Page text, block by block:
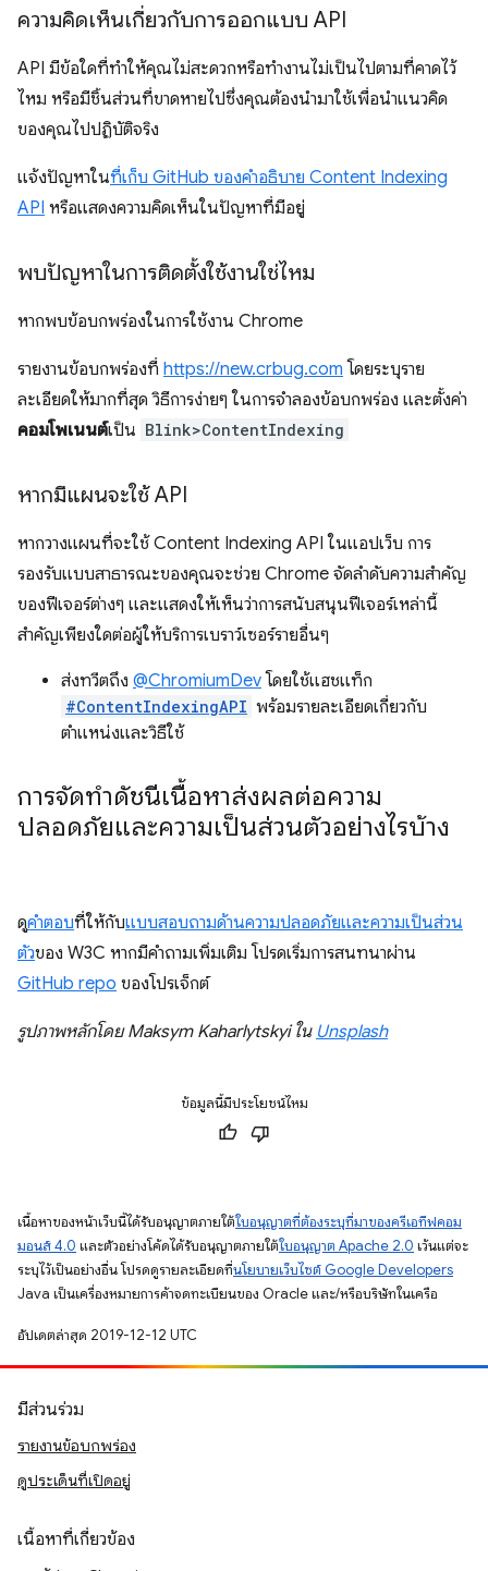
ความคิดเห็นเกี่ยวกับการออกแบบ API
API มีข้อใดที่ทำให้คุณไม่สะดวกหรือทำงานไม่เป็นไปตามที่คาดไว้
ไหม หรือมีชิ้นส่วนที่ขาดหายไปซึ่งคุณต้องนำมาใช้เพื่อนำแนวคิด
ของคุณไปปฏิบัติจริง
แจ้งปัญหาในที่เก็บ GitHub ของคำอธิบาย Content Indexing
API หรือแสดงความคิดเห็นในปัญหาที่มีอยู่
พบปัญหาในการติดตั้งใช้งานใช่ไหม
หากพบข้อบกพร่องในการใช้งาน Chrome
รายงานข้อบกพร่องที่ https://new.crbug.com โดยระบุราย
ละเอียดให้มากที่สุด วิธีการง่ายๆ ในการจำลองข้อบกพร่อง และตั้งค่า
คอมโพเนนต์เป็น Blink>ContentIndexing
หากมีแผนจะใช้ API
หากวางแผนที่จะใช้ Content Indexing API ในแอปเว็บ การ
รองรับแบบสาธารณะของคุณจะช่วย Chrome จัดลําดับความสําคัญ
ของฟีเจอร์ต่างๆ และแสดงให้เห็นว่าการสนับสนุนฟีเจอร์เหล่านี้
สำคัญเพียงใดต่อผู้ให้บริการเบราว์เซอร์รายอื่นๆ
ส่งทวีตถึง @ChromiumDevโดยใช้แฮชแท็ก
#ContentIndexingAPI พร้อมรายละเอียดเกี่ยวกับ
ตำแหน่งและวิธีใช้
การจัดทําดัชนีเนื้อหาส่งผลต่อความ
ปลอดภัยและความเป็นส่วนตัวอย่างไรบ้าง
ดูคำตอบที่ให้กับแบบสอบถามด้านความปลอดภัยและความเป็นส่วน
ตัวของ W3C หากมีคำถามเพิ่มเติม โปรดเริ่มการสนทนาผ่าน
GitHub repo ของโปรเจ็กต์
รูปภาพหลักโดย Maksym Kaharlytskyi ใน Unsplash
ข้อมูลนี้มีประโยชน์ไหม
เนื้อหาของหน้าเว็บนี้ได้รับอนุญาตภายใต้ใบอนุญาตที่ต้องระบุที่มาของครีเอทีฟคอม
มอนส์ 4.0 และตัวอย่างโค้ดได้รับอนุญาตภายใต้ใบอนุญาต Apache 2.0 เว้นแต่จะ
ระบุไว้เป็นอย่างอื่น โปรดดูรายละเอียดที่นโยบายเว็บไซต์ Google Developers
Java เป็นเครื่องหมายการค้าจดทะเบียนของ Oracle และ/หรือบริษัทในเครือ
อัปเดตล่าสุด 2019-12-12 UTC
มีส่วนร่วม
รายงานข้อบกพร่อง
ดูประเด็นที่เปิดอยู่
เนื้อหาที่เกี่ยวข้อง